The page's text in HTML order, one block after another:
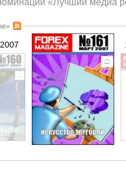
«Лучший медиа